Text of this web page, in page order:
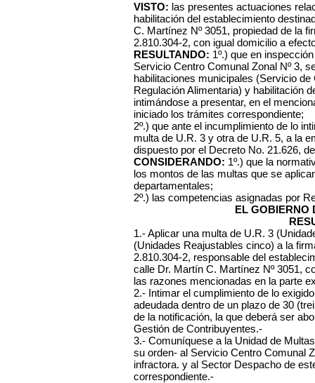
VISTO: las presentes actuaciones
habilitación del establecimiento
C. Martínez Nº 3051, propiedad de la
2.810.304-2, con igual domicilio a
RESULTANDO: 1º.) que en
Servicio Centro Comunal Zonal Nº 3,
habilitaciones municipales (Servicio
Regulación Alimentaria) y habilitación
intimándose a presentar, en el
iniciado los trámites correspondiente;
2º.) que ante el incumplimiento de lo
multa de U.R. 3 y otra de U.R. 5, a la
dispuesto por el Decreto No. 21.626,
CONSIDERANDO: 1º.) que la
los montos de las multas que se
departamentales;
2º.) las competencias asignadas por
EL GOBIERNO
1.- Aplicar una multa de U.R. 3
(Unidades Reajustables cinco) a la
2.810.304-2, responsable del
calle Dr. Martín C. Martínez Nº 3051,
las razones mencionadas en la parte
2.- Intimar el cumplimiento de lo
adeudada dentro de un plazo de 30
de la notificación, la que deberá ser
Gestión de Contribuyentes.-
3.- Comuníquese a la Unidad de
su orden- al Servicio Centro Comunal
infractora. y al Sector Despacho de
correspondiente.-